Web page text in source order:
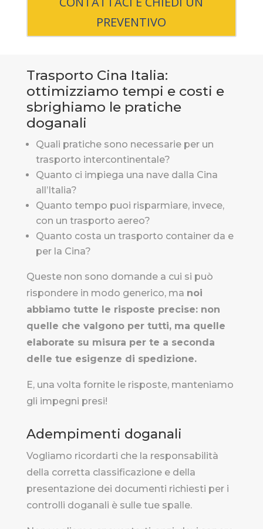
PREVENTIVO
Trasporto Cina Italia:
ottimizziamo tempi e costi e
sbrighiamo le pratiche
doganali
Quali pratiche sono necessarie per un
trasporto intercontinentale?
Quanto ci impiega una nave dalla Cina
all’Italia?
Quanto tempo puoi risparmiare, invece,
con un trasporto aereo?
Quanto costa un trasporto container da e
per la Cina?
Queste non sono domande a cui si può
rispondere in modo generico, ma noi
abbiamo tutte le risposte precise: non
quelle che valgono per tutti, ma quelle
elaborate su misura per te a seconda
delle tue esigenze di spedizione.
E, una volta fornite le risposte, manteniamo
gli impegni presi!
Adempimenti doganali
Vogliamo ricordarti che la responsabilità
della corretta classificazione e della
presentazione dei documenti richiesti per i
controlli doganali è sulle tue spalle.